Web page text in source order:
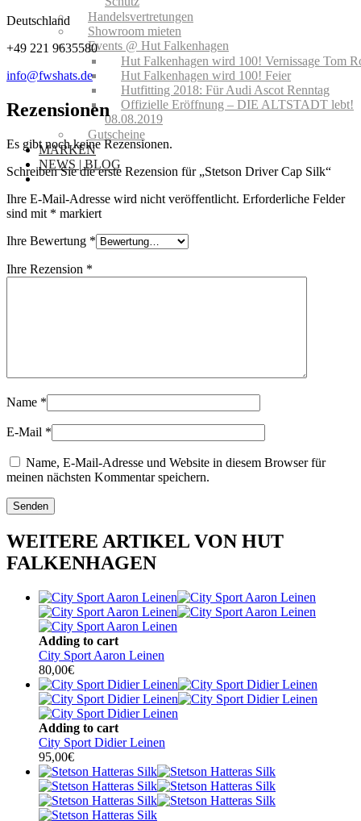
Handelsvertretungen
Showroom mieten
Events @ Hut Falkenhagen
Hut Falkenhagen wird 100! Vernissage Tom
Hut Falkenhagen wird 100! Feier
Hutfitting 2018: Für Audi Ascot Renntag
Offizielle Eröffnung – DIE ALTSTADT lebt!
08.08.2019
Gutscheine
MARKEN
NEWS | BLOG
Deutschland
+49 221 9635580
info@fwshats.de
Rezensionen
Es gibt noch keine Rezensionen.
Schreiben Sie die erste Rezension für „Stetson Driver Cap Silk“
Ihre E-Mail-Adresse wird nicht veröffentlicht. Erforderliche Felder
sind mit * markiert
Ihre Bewertung *
Ihre Rezension *
Name *
E-Mail *
Name, E-Mail-Adresse und Website in diesem Browser für
meinen nächsten Kommentar speichern.
WEITERE ARTIKEL VON HUT
FALKENHAGEN
Adding to cart
City Sport Aaron Leinen
80,00€
Adding to cart
City Sport Didier Leinen
95,00€